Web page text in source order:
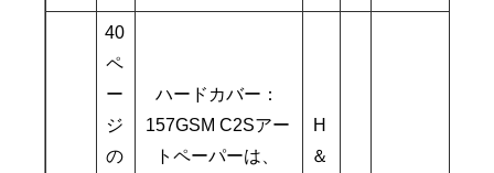
40
ペ
ー
ジ
の
ハードカバー：
157GSM C2Sアー
トペーパーは、
H
＆